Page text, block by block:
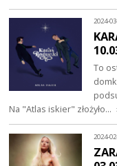
2024-
To
Na "Atlas iskier" złożyło…
2024-